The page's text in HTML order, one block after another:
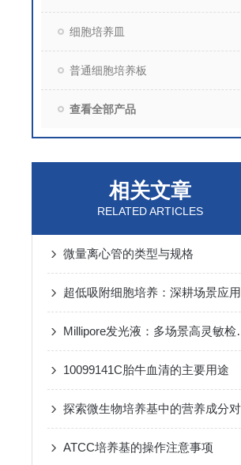
细胞培养皿
普通细胞培养板
查看全部产品
相关文章
RELATED ARTICLES
微量离心管的类型与规格
Millipore发
10099141C胎牛血清的主要用途
ATCC培养基的操作注意事项